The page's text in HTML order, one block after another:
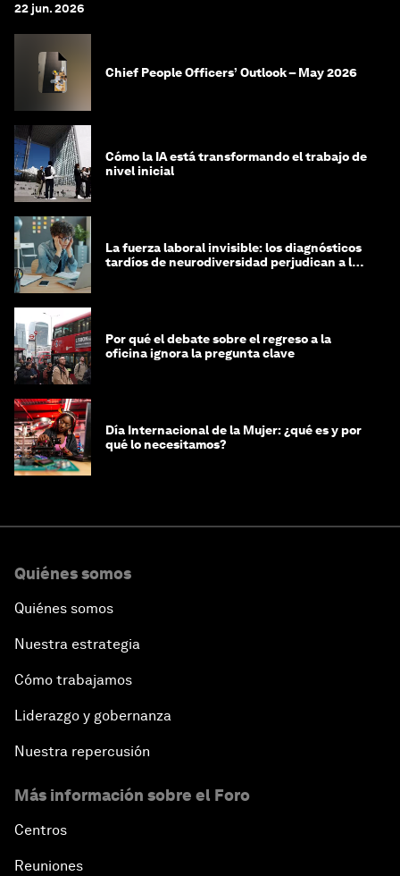
22 jun. 2026
Chief People Officers’ Outlook – May 2026
Cómo la IA está transformando el trabajo de
nivel inicial
La fuerza laboral invisible: los diagnósticos
tardíos de neurodiversidad perjudican a las
Por qué el debate sobre el regreso a la
oficina ignora la pregunta clave
Día Internacional de la Mujer: ¿qué es y por
qué lo necesitamos?
Quiénes somos
Quiénes somos
Nuestra estrategia
Cómo trabajamos
Liderazgo y gobernanza
Nuestra repercusión
Más información sobre el Foro
Centros
Reuniones